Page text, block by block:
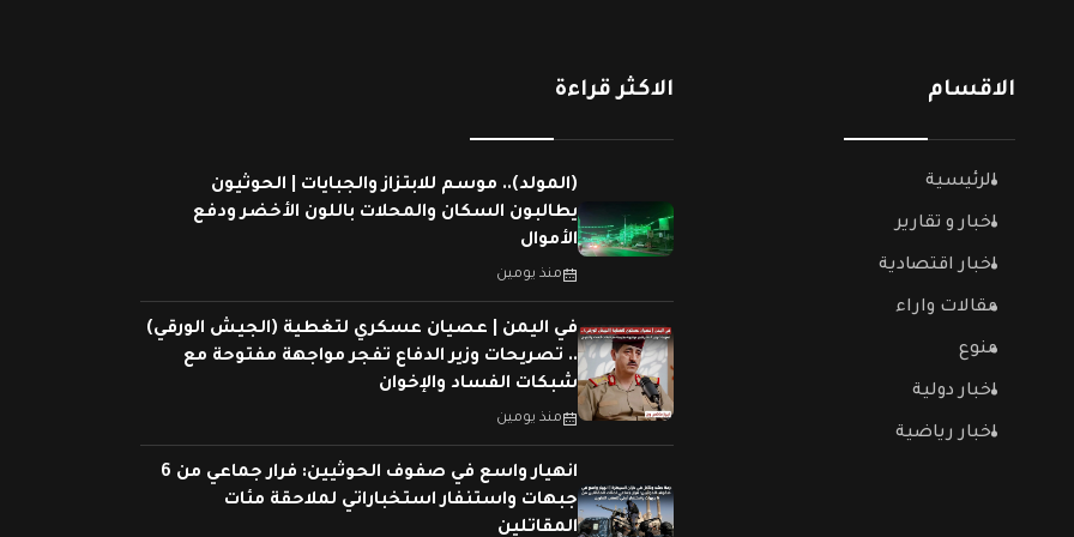
الاقسام
الرئيسية
اخبار و تقارير
اخبار اقتصادية
مقالات واراء
منوع
اخبار دولية
اخبار رياضية
الاكثر قراءة
(المولد).. موسم للابتزاز والجبايات | الحوثيون
يطالبون السكان والمحلات باللون الأخضر ودفع
الأموال
منذ يومين
في اليمن | عصيان عسكري لتغطية (الجيش الورقي)
.. تصريحات وزير الدفاع تفجر مواجهة مفتوحة مع
شبكات الفساد والإخوان
منذ يومين
انهيار واسع في صفوف الحوثيين: فرار جماعي من 6
جبهات واستنفار استخباراتي لملاحقة مئات
المقاتلين